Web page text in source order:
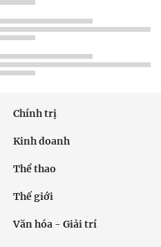
Chính trị
Kinh doanh
Thể thao
Thế giới
Văn hóa - Giải trí